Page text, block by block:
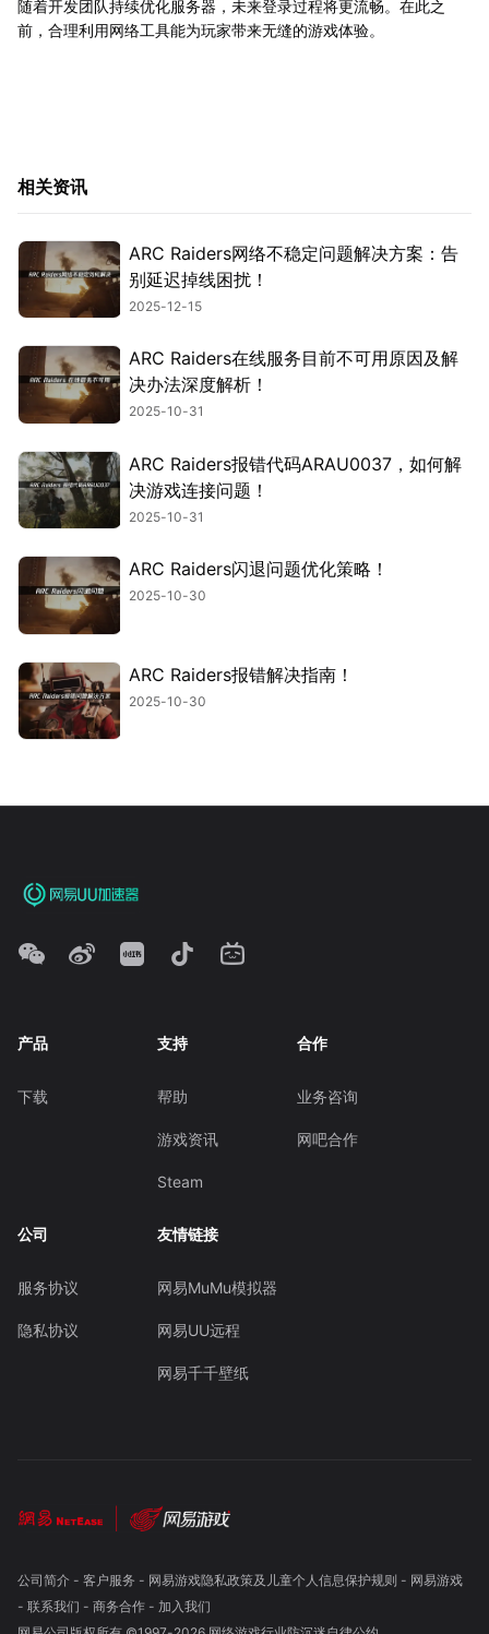
随着开发团队持续优化服务器，未来登录过程将更流畅。在此之
前，合理利用网络工具能为玩家带来无缝的游戏体验。
相关资讯
ARC Raiders网络不稳定问题解决方案：告
别延迟掉线困扰！
2025-12-15
ARC Raiders在线服务目前不可用原因及解
决办法深度解析！
2025-10-31
ARC Raiders报错代码ARAU0037，如何解
决游戏连接问题！
2025-10-31
ARC Raiders闪退问题优化策略！
2025-10-30
ARC Raiders报错解决指南！
2025-10-30
产品
下载
支持
帮助
游戏资讯
Steam
合作
业务咨询
网吧合作
公司
服务协议
隐私协议
友情链接
网易MuMu模拟器
网易UU远程
网易千千壁纸
公司简介- 客户服务 - 网易游戏隐私政策及儿童个人信息保护规则 - 网易游戏
- 联系我们 - 商务合作- 加入我们